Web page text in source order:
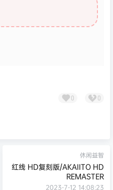
0 0
休闲益智
红线 HD复刻版/AKAIITO HD
REMASTER
2023-7-12 14:08:23